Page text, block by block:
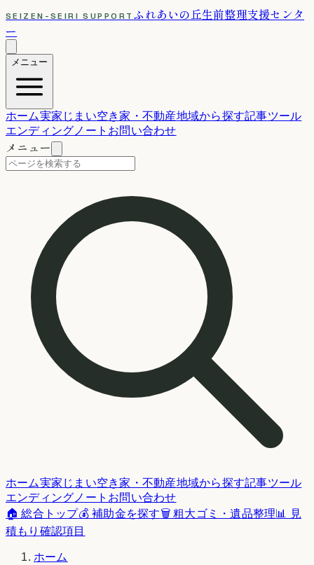
SEIZEN-SEIRI SUPPORT ふれあいの丘生前整理支援センタ
ー
メニュー
ホーム実家じまい空き家・不動産地域から探す記事ツール
エンディングノート お問い合わせ
メニュー
ホーム実家じまい空き家・不動産地域から探す記事ツール
エンディングノート お問い合わせ
🏠 総合トップ💰 補助金を探す🗑️ 粗大ゴミ・遺品整理📊 見
積もり確認項目
ホーム